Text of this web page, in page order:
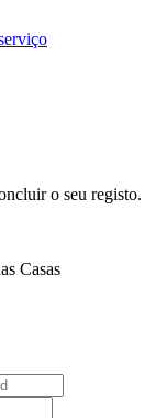
o seu registo.
Casas